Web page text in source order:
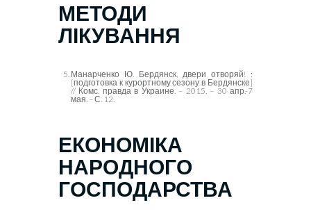
МЕТОДИ
ЛІКУВАННЯ
Манарченко Ю. Бердянск, двери отворяй! :
[подготовка к курортному сезону в Бердянске]
// Комс. правда в Украине. – 2015. – 30 апр.-7
мая. – С. 12.
ЕКОНОМІКА
НАРОДНОГО
ГОСПОДАРСТВА